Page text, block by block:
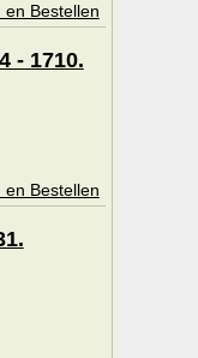
en Bestellen
- 1710.
en Bestellen